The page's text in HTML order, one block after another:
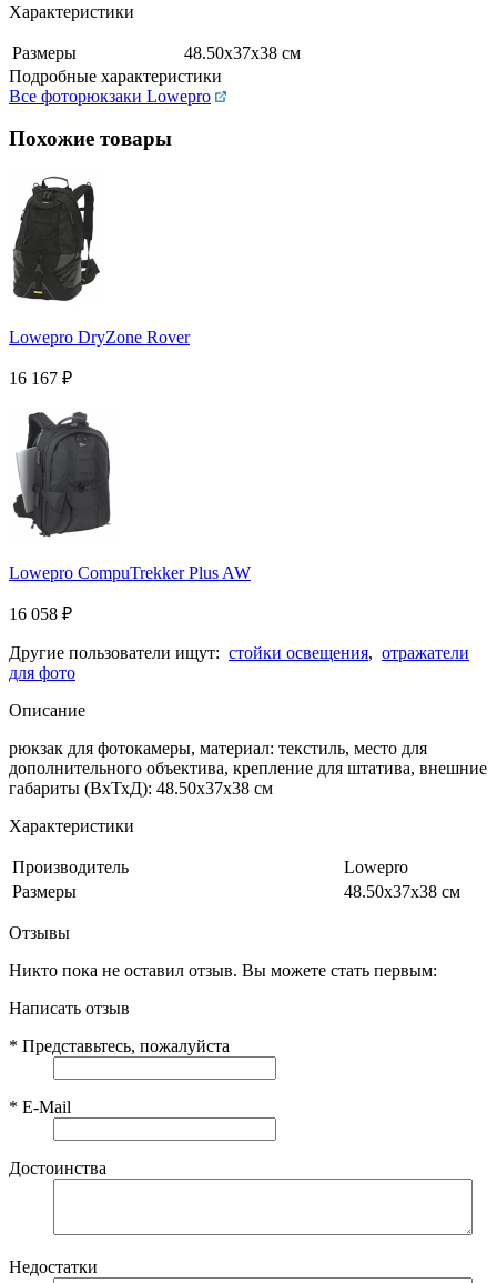
Характеристики
Размеры
48.50х37х38 см
Подробные характеристики
Все фоторюкзаки Lowepro
Похожие товары
Lowepro DryZone Rover
16 167 ₽
Lowepro CompuTrekker Plus AW
16 058 ₽
Другие пользователи ищут: стойки освещения, отражатели
для фото
Описание
рюкзак для фотокамеры, материал: текстиль, место для
дополнительного объектива, крепление для штатива, внешние
габариты (ВхТхД): 48.50х37х38 см
Характеристики
Производитель
Lowepro
Размеры
48.50х37х38 см
Отзывы
Никто пока не оставил отзыв. Вы можете стать первым:
Написать отзыв
* Представьтесь, пожалуйста
* E-Mail
Достоинства
Недостатки